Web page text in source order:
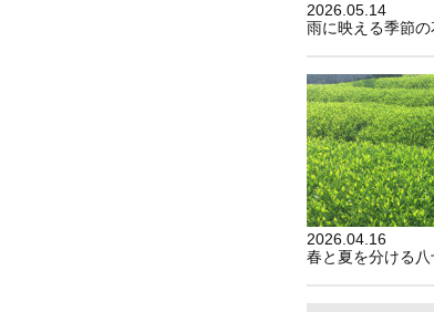
2026.05.14
雨に映える季節の
2026.04.16
春と夏を分ける八